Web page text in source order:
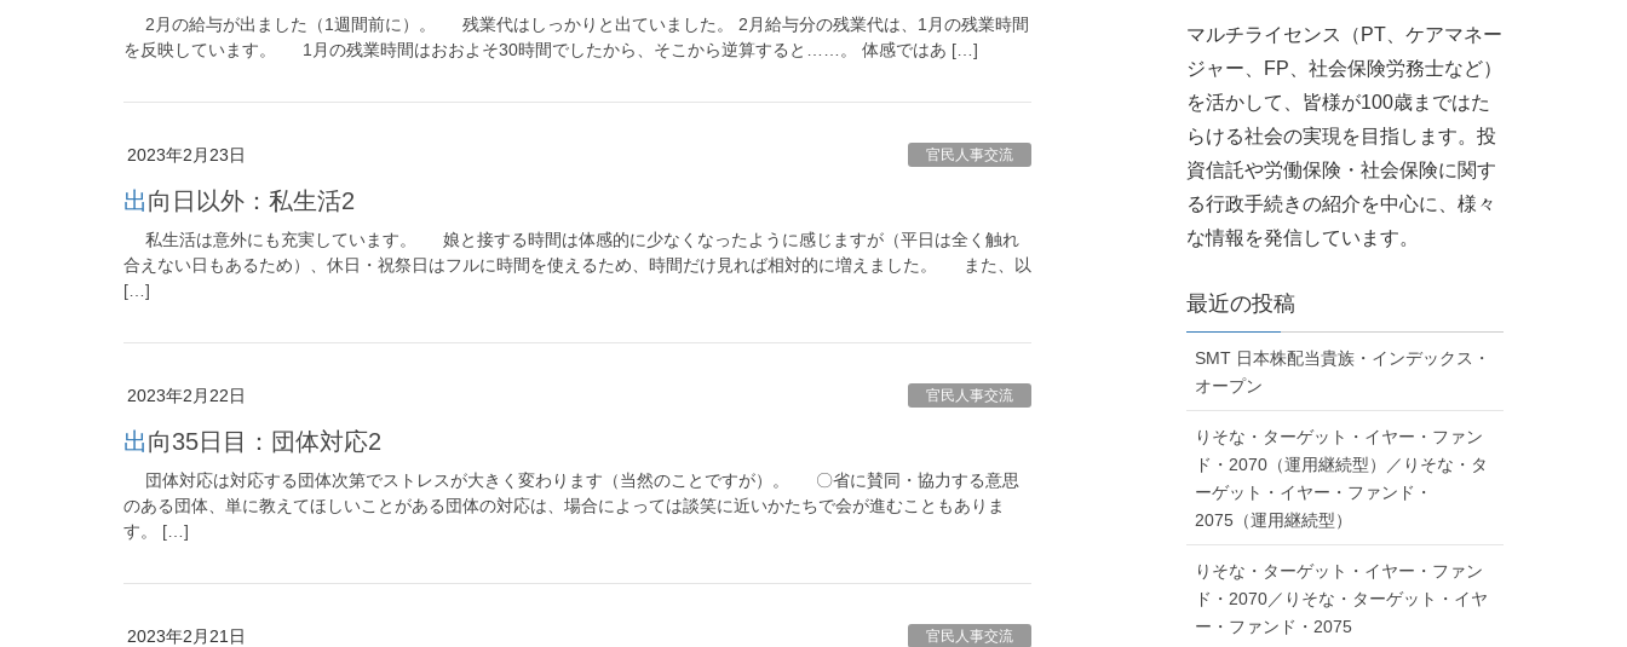
2月の給与が出ました（1週間前に）。 残業代はしっかりと出ていました。 2月給与分の残業代は、1月の残業時間
を反映しています。 1月の残業時間はおおよそ30時間でしたから、そこから逆算すると……。 体感ではあ […]
2023年2月23日 官民人事交流
出向日以外：私生活2
私生活は意外にも充実しています。 娘と接する時間は体感的に少なくなったように感じますが（平日は全く触れ
合えない日もあるため）、休日・祝祭日はフルに時間を使えるため、時間だけ見れば相対的に増えました。 また、以
[…]
2023年2月22日 官民人事交流
出向35日目：団体対応2
団体対応は対応する団体次第でストレスが大きく変わります（当然のことですが）。 〇省に賛同・協力する意思
のある団体、単に教えてほしいことがある団体の対応は、場合によっては談笑に近いかたちで会が進むこともありま
す。 […]
2023年2月21日 官民人事交流
マルチライセンス（PT、ケアマネー
ジャー、FP、社会保険労務士など）
を活かして、皆様が100歳まではた
らける社会の実現を目指します。投
資信託や労働保険・社会保険に関す
る行政手続きの紹介を中心に、様々
な情報を発信しています。
最近の投稿
SMT 日本株配当貴族・インデックス・
オープン
りそな・ターゲット・イヤー・ファン
ド・2070（運用継続型）／りそな・タ
ーゲット・イヤー・ファンド・
2075（運用継続型）
りそな・ターゲット・イヤー・ファン
ド・2070／りそな・ターゲット・イヤ
ー・ファンド・2075